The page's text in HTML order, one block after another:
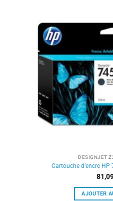
DESIGNJET
Cartouche d’encre
AJOUTER